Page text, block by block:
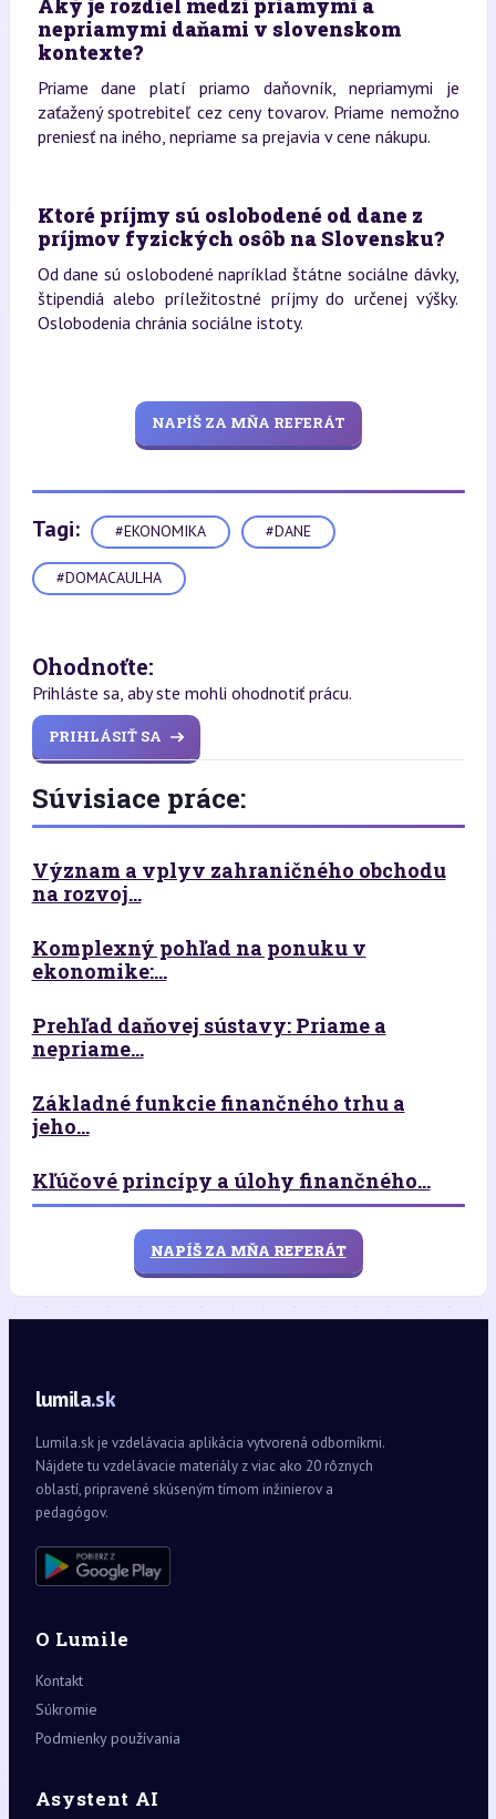
Aký je rozdiel medzi priamymi a
nepriamymi daňami v slovenskom
kontexte?
Priame dane platí priamo daňovník, nepriamymi je
zaťažený spotrebiteľ cez ceny tovarov. Priame nemožno
preniesť na iného, nepriame sa prejavia v cene nákupu.
Ktoré príjmy sú oslobodené od dane z
príjmov fyzických osôb na Slovensku?
Od dane sú oslobodené napríklad štátne sociálne dávky,
štipendiá alebo príležitostné príjmy do určenej výšky.
Oslobodenia chránia sociálne istoty.
NAPÍŠ ZA MŇA REFERÁT
Tagi: #EKONOMIKA #DANE
#DOMACAULHA
Ohodnoťte:
Prihláste sa, aby ste mohli ohodnotiť prácu.
PRIHLÁSIŤ SA
Súvisiace práce:
Význam a vplyv zahraničného obchodu
na rozvoj...
Komplexný pohľad na ponuku v
ekonomike:...
Prehľad daňovej sústavy: Priame a
nepriame...
Základné funkcie finančného trhu a
jeho...
Kľúčové princípy a úlohy finančného...
NAPÍŠ ZA MŇA REFERÁT
lumila.sk
Lumila.sk je vzdelávacia aplikácia vytvorená odborníkmi.
Nájdete tu vzdelávacie materiály z viac ako 20 rôznych
oblastí, pripravené skúseným tímom inžinierov a
pedagógov.
O Lumile
Kontakt
Súkromie
Podmienky používania
Asystent AI